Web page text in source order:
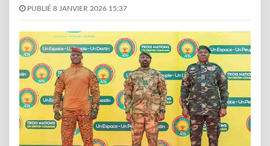
PUBLIÉ 8 JANVIER 2026 15:37